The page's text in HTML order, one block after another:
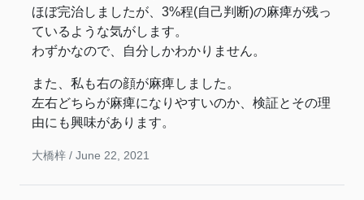
ほぼ完治しましたが、3%程(自己判断)の麻痺が残っ
ているような気がします。
わずかなので、自分しかわかりません。
また、私も右の顔が麻痺しました。
左右どちらが麻痺になりやすいのか、検証とその理
由にも興味があります。
大橋梓 / June 22, 2021